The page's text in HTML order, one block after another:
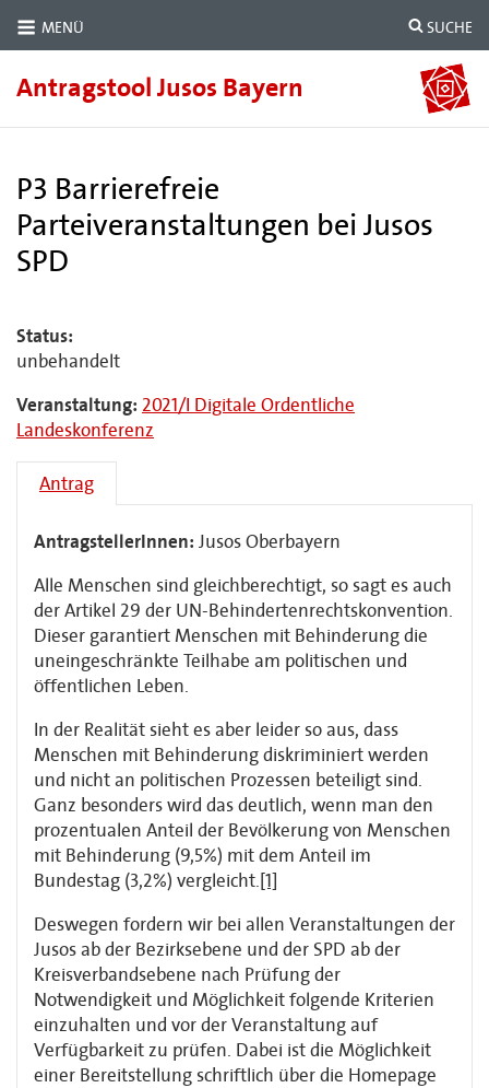
MENÜ SUCHE
Antragstool Jusos Bayern
P3 Barrierefreie
Parteiveranstaltungen bei Jusos
SPD
Status:
unbehandelt
Veranstaltung: 2021/I Digitale Ordentliche
Landeskonferenz
Antrag
AntragstellerInnen: Jusos Oberbayern
Alle Menschen sind gleichberechtigt, so sagt es auch
der Artikel 29 der UN-Behindertenrechtskonvention.
Dieser garantiert Menschen mit Behinderung die
uneingeschränkte Teilhabe am politischen und
öffentlichen Leben.
In der Realität sieht es aber leider so aus, dass
Menschen mit Behinderung diskriminiert werden
und nicht an politischen Prozessen beteiligt sind.
Ganz besonders wird das deutlich, wenn man den
prozentualen Anteil der Bevölkerung von Menschen
mit Behinderung (9,5%) mit dem Anteil im
Bundestag (3,2%) vergleicht.[1]
Deswegen fordern wir bei allen Veranstaltungen der
Jusos ab der Bezirksebene und der SPD ab der
Kreisverbandsebene nach Prüfung der
Notwendigkeit und Möglichkeit folgende Kriterien
einzuhalten und vor der Veranstaltung auf
Verfügbarkeit zu prüfen. Dabei ist die Möglichkeit
einer Bereitstellung schriftlich über die Homepage